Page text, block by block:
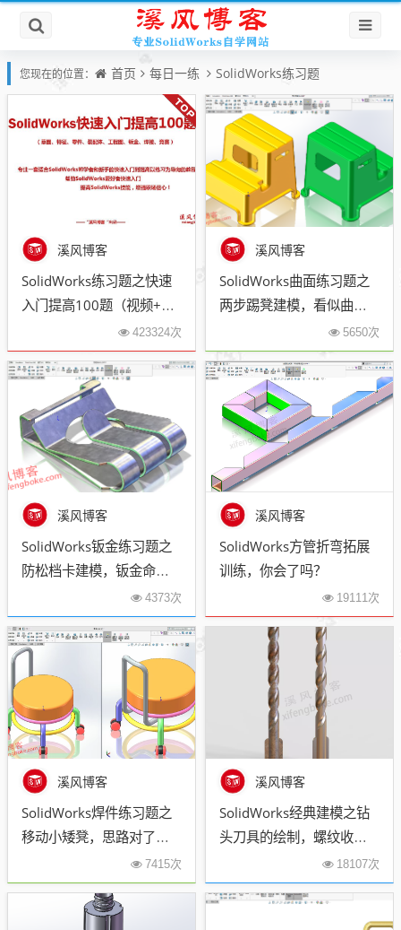
您现在的位置： 首页 每日一练 SolidWorks练习题
溪风博客
SolidWorks练习题之快速
入门提高100题（视频+答
423324次
溪风博客
SolidWorks曲面练习题之
两步踢凳建模，看似曲面
5650次
溪风博客
SolidWorks钣金练习题之
防松档卡建模，钣金命令
4373次
溪风博客
SolidWorks方管折弯拓展
训练，你会了吗？
19111次
溪风博客
SolidWorks焊件练习题之
移动小矮凳，思路对了就
7415次
溪风博客
SolidWorks经典建模之钻
头刀具的绘制，螺纹收尾
18107次